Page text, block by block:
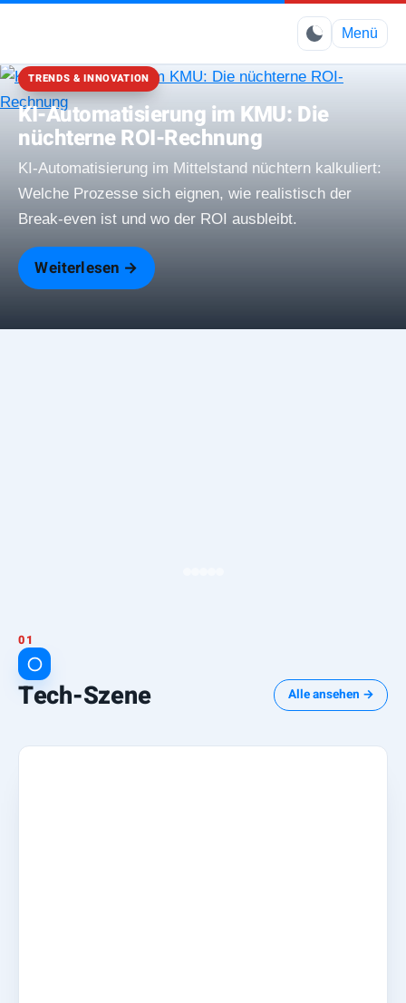
Menü
TRENDS & INNOVATION
KI-Automatisierung im KMU: Die
nüchterne ROI-Rechnung
KI-Automatisierung im Mittelstand nüchtern kalkuliert:
Welche Prozesse sich eignen, wie realistisch der
Break-even ist und wo der ROI ausbleibt.
Weiterlesen →
Tech-Szene Alle ansehen →